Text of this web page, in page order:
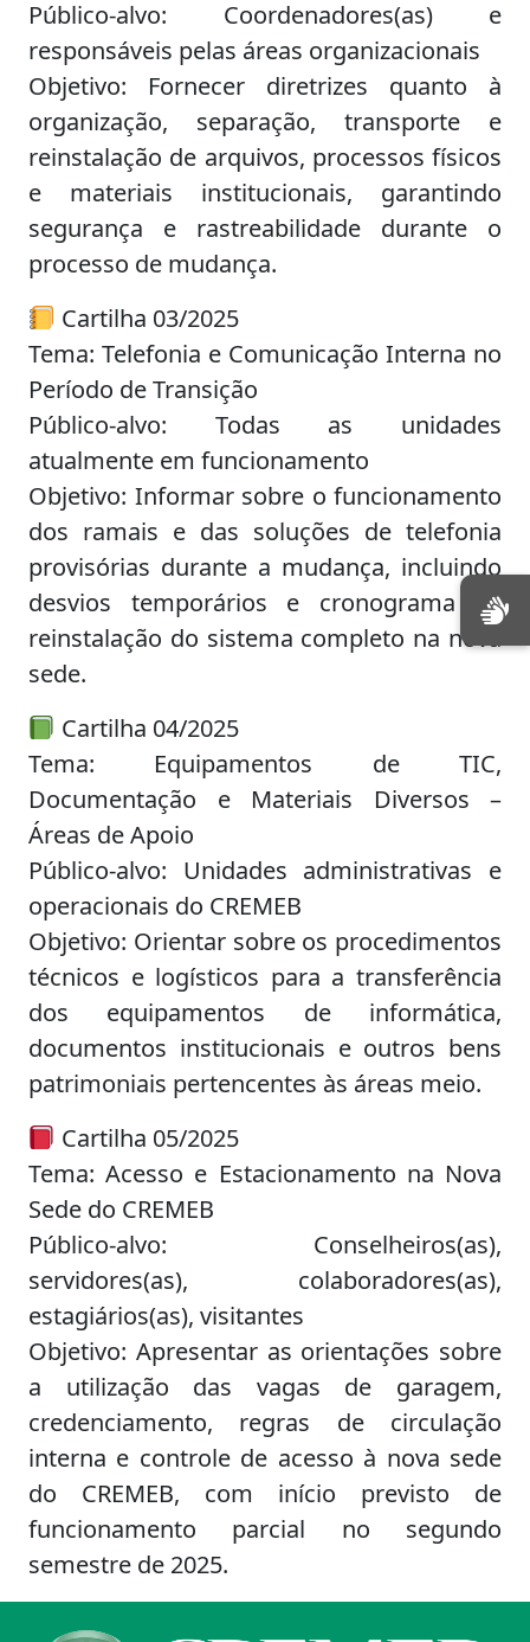
Público-alvo: Coordenadores(as) e
responsáveis pelas áreas organizacionais
Objetivo: Fornecer diretrizes quanto à
organização, separação, transporte e
reinstalação de arquivos, processos físicos
e materiais institucionais, garantindo
segurança e rastreabilidade durante o
processo de mudança.
Cartilha 03/2025
Tema: Telefonia e Comunicação Interna no
Período de Transição
Público-alvo: Todas as unidades
atualmente em funcionamento
Objetivo: Informar sobre o funcionamento
dos ramais e das soluções de telefonia
provisórias durante a mudança, incluindo
desvios temporários e cronograma de
reinstalação do sistema completo na nova
sede.
Cartilha 04/2025
Tema: Equipamentos de TIC,
Documentação e Materiais Diversos –
Áreas de Apoio
Público-alvo: Unidades administrativas e
operacionais do CREMEB
Objetivo: Orientar sobre os procedimentos
técnicos e logísticos para a transferência
dos equipamentos de informática,
documentos institucionais e outros bens
patrimoniais pertencentes às áreas meio.
Cartilha 05/2025
Tema: Acesso e Estacionamento na Nova
Sede do CREMEB
Público-alvo: Conselheiros(as),
servidores(as), colaboradores(as),
estagiários(as), visitantes
Objetivo: Apresentar as orientações sobre
a utilização das vagas de garagem,
credenciamento, regras de circulação
interna e controle de acesso à nova sede
do CREMEB, com início previsto de
funcionamento parcial no segundo
semestre de 2025.